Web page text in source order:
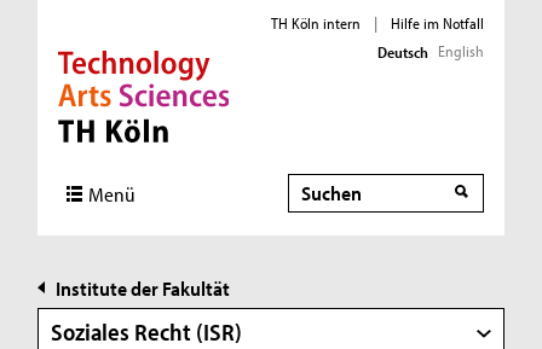
Direkt zur Hauptnavigation
Direkt zur Subnavigation
Direkt zum Inhalt
Direkt zum Fußbereich
TH Köln intern |
Hilfe im Notfall
Deutsch English
Menü Suche
Suche
Institute der Fakultät
Soziales Recht (ISR)